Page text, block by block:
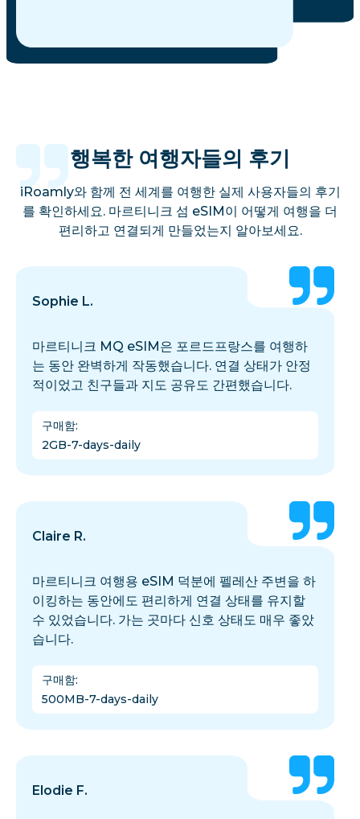
행복한 여행자들의 후기
iRoamly와 함께 전 세계를 여행한 실제 사용자들의 후기
를 확인하세요. 마르티니크 섬 eSIM이 어떻게 여행을 더
편리하고 연결되게 만들었는지 알아보세요.
Sophie L.
마르티니크 MQ eSIM은 포르드프랑스를 여행하
는 동안 완벽하게 작동했습니다. 연결 상태가 안정
적이었고 친구들과 지도 공유도 간편했습니다.
구매함:
2GB-7-days-daily
Claire R.
마르티니크 여행용 eSIM 덕분에 펠레산 주변을 하
이킹하는 동안에도 편리하게 연결 상태를 유지할
수 있었습니다. 가는 곳마다 신호 상태도 매우 좋았
습니다.
구매함:
500MB-7-days-daily
Elodie F.